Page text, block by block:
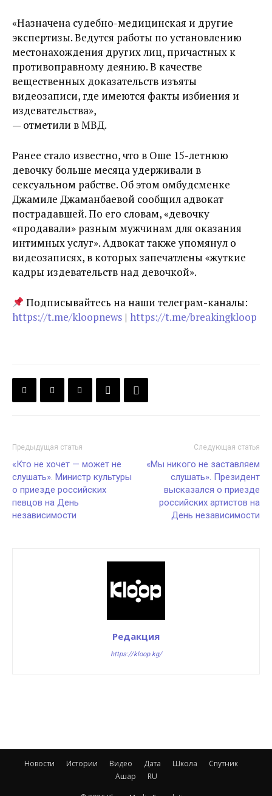
«Назначена судебно-медицинская и другие
экспертизы. Ведутся работы по установлению
местонахождения других лиц, причастных к
противоправному деянию. В качестве
вещественных доказательств изъяты
видеозаписи, где имеются факты избиения и
издевательства»,
— отметили в МВД.
Ранее стало известно, что в Оше 15-летнюю
девочку больше месяца удерживали в
сексуальном рабстве. Об этом омбудсменке
Джамиле Джаманбаевой сообщил адвокат
пострадавшей. По его словам, «девочку
«продавали» разным мужчинам для оказания
интимных услуг». Адвокат также упомянул о
видеозаписях, в которых запечатлены «жуткие
кадры издевательств над девочкой».
Подписывайтесь на наши телеграм-каналы:
https://t.me/kloopnews | https://t.me/breakingkloop
Предыдущая статья
«Кто не хочет — может не
слушать». Министр культуры
о приезде российских
певцов на День
независимости
Следующая статья
«Мы никого не заставляем
слушать». Президент
высказался о приезде
российских артистов на
День независимости
Редакция
https://kloop.kg/
Новости Истории Видео Дата Школа
Спутник
Ашар
RU